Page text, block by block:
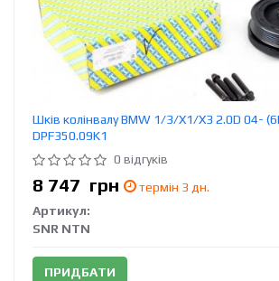
Шків колінвалу BMW 1/3/X1/X3 2.0D 04-
DPF350.09K1
0 відгуків
8 747 грн
термін 3 дн.
Артикул:
SNR NTN
ПРИДБАТИ